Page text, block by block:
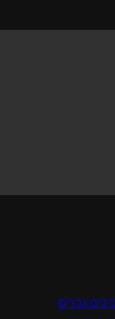
גברים